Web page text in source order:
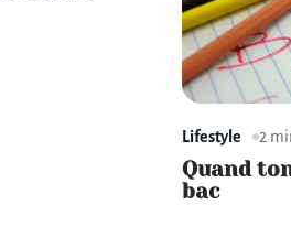
Lifestyle 2
Quand
bac